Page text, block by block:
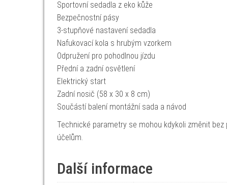
Sportovní sedadla z eko kůže
Bezpečnostní pásy
3-stupňové nastavení sedadla
Nafukovací kola s hrubým vzorkem
Odpružení pro pohodlnou jízdu
Přední a zadní osvětlení
Elektrický start
Zadní nosič (58 x 30 x 8 cm)
Součástí balení montážní sada a návod
Technické parametry se mohou kdykoli změnit
účelům.
Další informace